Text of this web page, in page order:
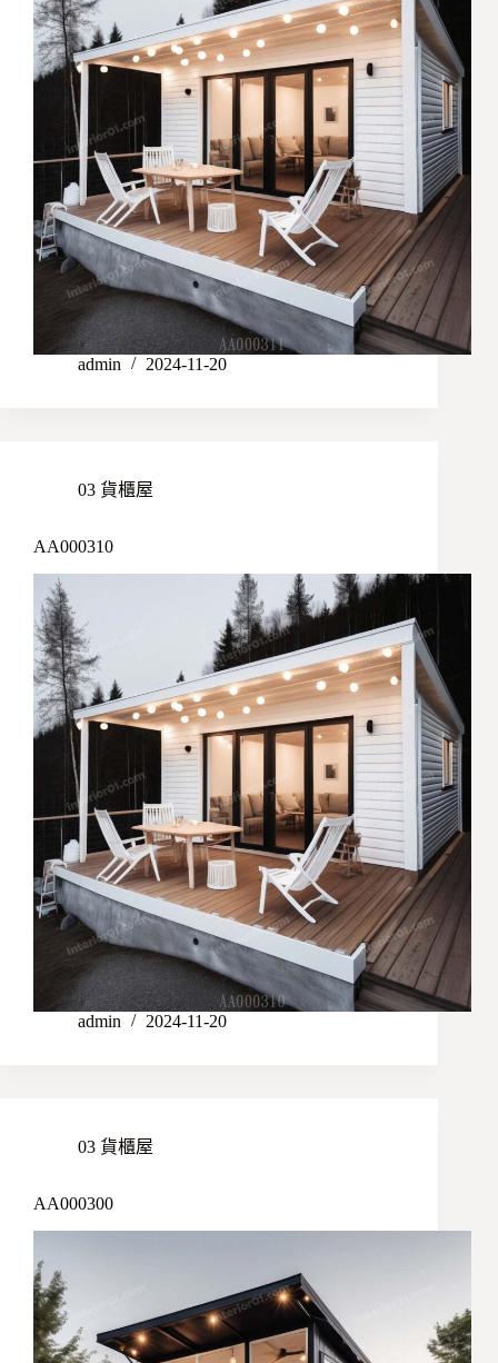
admin 2024-11-20
03 貨櫃屋
AA000310
admin 2024-11-20
03 貨櫃屋
AA000300